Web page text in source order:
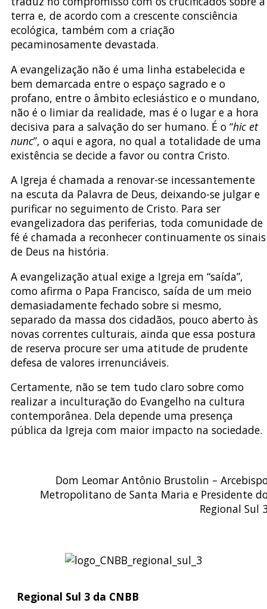
terra e, de acordo com a crescente consciência
ecológica, também com a criação
pecaminosamente devastada.
A evangelização não é uma linha estabelecida e
bem demarcada entre o espaço sagrado e o
profano, entre o âmbito eclesiástico e o mundano,
não é o limiar da realidade, mas é o lugar e a hora
decisiva para a salvação do ser humano. É o “hic et
nunc”, o aqui e agora, no qual a totalidade de uma
existência se decide a favor ou contra Cristo.
A Igreja é chamada a renovar-se incessantemente
na escuta da Palavra de Deus, deixando-se julgar e
purificar no seguimento de Cristo. Para ser
evangelizadora das periferias, toda comunidade de
fé é chamada a reconhecer continuamente os sinais
de Deus na história.
A evangelização atual exige a Igreja em “saída”,
como afirma o Papa Francisco, saída de um meio
demasiadamente fechado sobre si mesmo,
separado da massa dos cidadãos, pouco aberto às
novas correntes culturais, ainda que essa postura
de reserva procure ser uma atitude de prudente
defesa de valores irrenunciáveis.
Certamente, não se tem tudo claro sobre como
realizar a inculturação do Evangelho na cultura
contemporânea. Dela depende uma presença
pública da Igreja com maior impacto na sociedade.
Dom Leomar Antônio Brustolin –
Metropolitano de Santa Maria e Presidente
Regional Sul
Regional Sul 3 da CNBB